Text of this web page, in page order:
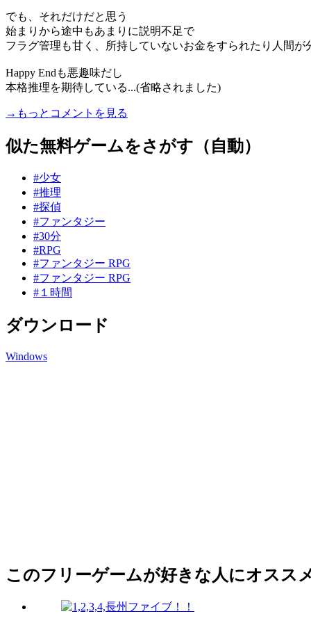
でも、それだけだと思う
始まりから途中もあまりに説明不足で
フラグ管理も甘く、所持していないお金をすられたり人間が
Happy Endも悪趣味だし
本格推理を期待している...(省略されました)
→もっとコメントを見る
似た無料ゲームをさがす（自動）
#少女
#推理
#探偵
#ファンタジー
#30分
#RPG
#ファンタジー RPG
#ファンタジー RPG
#１時間
ダウンロード
Windows
このフリーゲームが好きな人にオスス